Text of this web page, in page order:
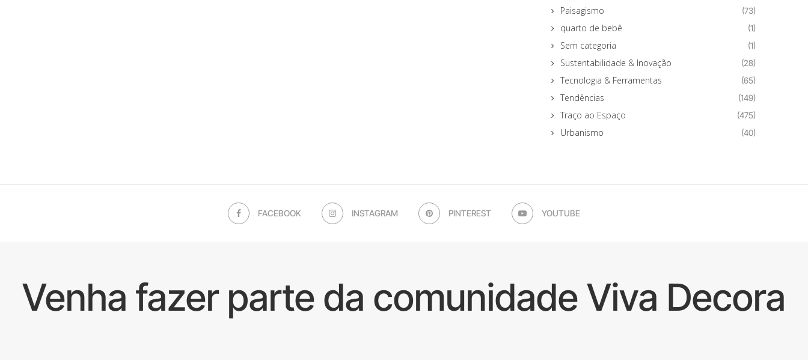
Paisagismo (73)
quarto de bebê (1)
Sem categoria (1)
Sustentabilidade & Inovação (28)
Tecnologia & Ferramentas (65)
Tendências (149)
Traço ao Espaço (475)
Urbanismo (40)
FACEBOOK INSTAGRAM PINTEREST YOUTUBE
Venha fazer parte da comunidade Viva Decora